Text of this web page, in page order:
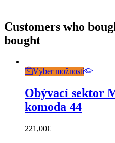
Customers who
bought
Výber možností
Obývací sektor
komoda 44
221,00€